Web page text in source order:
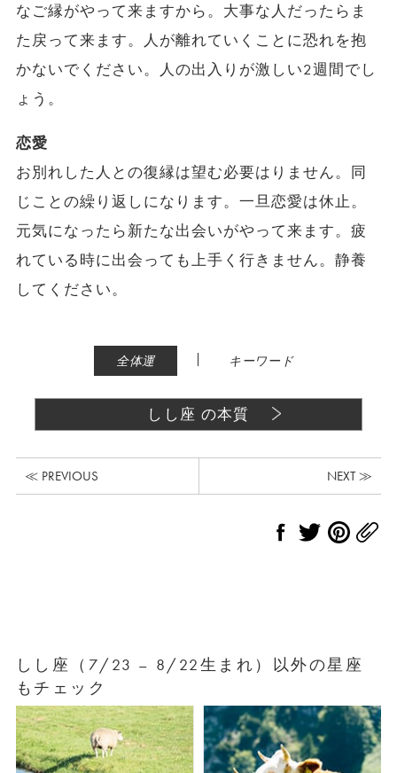
なご縁がやって来ますから。大事な人だったらま
た戻って来ます。人が離れていくことに恐れを抱
かないでください。人の出入りが激しい2週間でし
ょう。
恋愛
お別れした人との復縁は望む必要はりません。同
じことの繰り返しになります。一旦恋愛は休止。
元気になったら新たな出会いがやって来ます。疲
れている時に出会っても上手く行きません。静養
してください。
全体運 | キーワード
しし座 の本質
≪ PREVIOUS NEXT ≫
しし座（7/23 – 8/22生まれ）以外の星座
もチェック